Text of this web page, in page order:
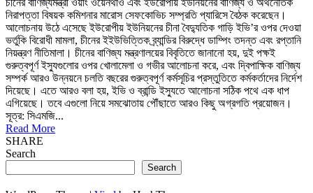
নিরাপত্তা বিষয়ক কমিশনার মারোস সেফকোভিচ সম্প্রতি প্যারিসে বৈঠক করেছেন।
আলোচনায় উঠে এসেছে ইউরোপীয় ইউনিয়নের চীনা বৈদ্যুতিক গাড়ি ইভি’র ওপর দেওয়া
ভর্তুকি বিরোধী মামলা, চীনের ইইউভিত্তিক ব্র্যান্ডির বিরুদ্ধে ডাম্পিং তদন্ত এবং রপ্তানি
নিয়ন্ত্রণ নীতিমালা। চীনের বাণিজ্য মন্ত্রণালয়ের বিবৃতিতে জানানো হয়, দুই পক্ষই
গুরুত্বপূর্ণ ইস্যুগুলোর ওপর খোলামেলা ও গভীর আলোচনা করে, এবং দ্বিপাক্ষিক বাণিজ্য
সম্পর্ক আরও উন্নয়নে চলতি বছরের গুরুত্বপূর্ণ কর্মসূচির প্রস্তুতিতে কর্মকর্তাদের নির্দেশ
দিয়েছে। এতে আরও বলা হয়, ইভি ও ব্রান্ডি ইস্যুতে আলোচনা সঠিক পথে এক ধাপ
এগিয়েছে। তবে এগুলো নিয়ে সমঝোতায় পৌঁছাতে আরও কিছু অগ্রগতি প্রয়োজন।
সূত্র: সিএমজি...
Read More
SHARE
Search
Search